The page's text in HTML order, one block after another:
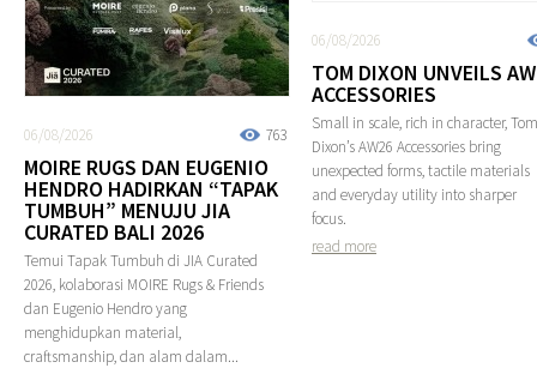
763
06/08/2026
MOIRE RUGS DAN EUGENIO
HENDRO HADIRKAN “TAPAK
TUMBUH” MENUJU JIA
CURATED BALI 2026
Temui Tapak Tumbuh di JIA Curated
2026, kolaborasi MOIRE Rugs & Friends
dan Eugenio Hendro yang
menghidupkan material,
craftsmanship, dan alam dalam...
06/08/2026
TOM DIXON UNVEILS
ACCESSORIES
Small in scale, rich in character, Tom
Dixon’s AW26 Accessories bring
unexpected forms, tactile materials
and everyday utility into sharper
focus.
read more